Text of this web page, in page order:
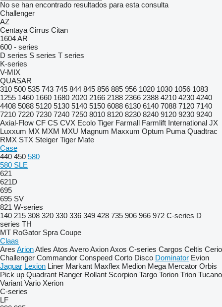
No se han encontrado resultados para esta consulta
Challenger
AZ
Centaya Cirrus Citan
1604AR
600 - series
D series S series T series
K-series
V-MIX
QUASAR
310 500 535 743 745 844 845 856 885 956 1020 1030 1056 1083
1255 1460 1660 1680 2020 2166 2188 2366 2388 4210 4230 4240
4408 5088 5120 5130 5140 5150 6088 6130 6140 7088 7120 7140
7210 7220 7230 7240 7250 8010 8120 8230 8240 9120 9230 9240
Axial-Flow CF CS CVX Ecolo Tiger Farmall Farmlift International JX
Luxxum MX MXM MXU Magnum Maxxum Optum Puma Quadtrac
RMX STX Steiger Tiger Mate
Case
440 450 580
580 SLE
621
621D
695
695 SV
821 W-series
140 215 308 320 330 336 349 428 735 906 966 972 C-series D
series TH
MT RoGator Spra Coupe
Claas
Ares ArionAtles Atos AveroAxionAxos C-series Cargos Celtis Cerio
Challenger Commandor Conspeed Corto Disco Dominator Evion
Jaguar Lexion Liner Markant Maxflex Medion Mega Mercator Orbis
Pick up Quadrant Ranger Rollant Scorpion Targo Torion Trion Tucano
Variant Vario Xerion
C-series
LF